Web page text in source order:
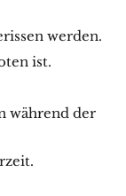
werden.
ist.
während der